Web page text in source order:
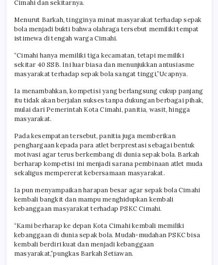
Cimahi dan sekitarnya.
Menurut Barkah, tingginya minat masyarakat terhadap sepak
bola menjadi bukti bahwa olahraga tersebut memiliki tempat
istimewa di tengah warga Cimahi.
“Cimahi hanya memiliki tiga kecamatan, tetapi memiliki
sekitar 40 SSB. Ini luar biasa dan menunjukkan antusiasme
masyarakat terhadap sepak bola sangat tinggi,”Ucapnya.
Ia menambahkan, kompetisi yang berlangsung cukup panjang
itu tidak akan berjalan sukses tanpa dukungan berbagai pihak,
mulai dari Pemerintah Kota Cimahi, panitia, wasit, hingga
masyarakat.
Pada kesempatan tersebut, panitia juga memberikan
penghargaan kepada para atlet berprestasi sebagai bentuk
motivasi agar terus berkembang di dunia sepak bola. Barkah
berharap kompetisi ini menjadi sarana pembinaan atlet muda
sekaligus mempererat kebersamaan masyarakat.
Ia pun menyampaikan harapan besar agar sepak bola Cimahi
kembali bangkit dan mampu menghidupkan kembali
kebanggaan masyarakat terhadap PSKC Cimahi.
“Kami berharap ke depan Kota Cimahi kembali memiliki
kebanggaan di dunia sepak bola. Mudah-mudahan PSKC bisa
kembali berdiri kuat dan menjadi kebanggaan
masyarakat,”pungkas Barkah Setiawan.